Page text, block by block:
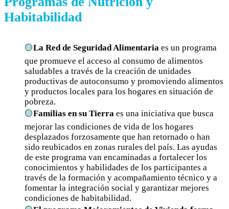
Habitabilidad
La Red de Seguridad Alimentaria es un programa
que promueve el acceso al consumo de alimentos
saludables a través de la creación de unidades
productivas de autoconsumo y promoviendo alimentos
y productos locales para los hogares en situación de
pobreza.
Familias en su Tierra es una iniciativa que busca
mejorar las condiciones de vida de los hogares
desplazados forzosamente que han retornado o han
sido reubicados en zonas rurales del país. Las ayudas
de este programa van encaminadas a fortalecer los
conocimientos y habilidades de los participantes a
través de la formación y acompañamiento técnico y a
fomentar la integración social y garantizar mejores
condiciones de habitabilidad.